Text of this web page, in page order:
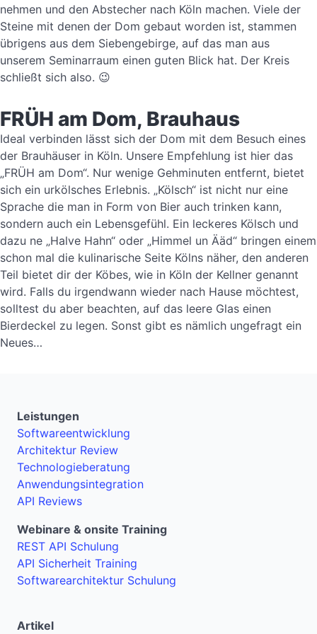
nehmen und den Abstecher nach Köln machen. Viele der
Steine mit denen der Dom gebaut worden ist, stammen
übrigens aus dem Siebengebirge, auf das man aus
unserem Seminarraum einen guten Blick hat. Der Kreis
schließt sich also. 😉
FRÜH am Dom, Brauhaus
Ideal verbinden lässt sich der Dom mit dem Besuch eines
der Brauhäuser in Köln. Unsere Empfehlung ist hier das
„FRÜH am Dom“. Nur wenige Gehminuten entfernt, bietet
sich ein urkölsches Erlebnis. „Kölsch“ ist nicht nur eine
Sprache die man in Form von Bier auch trinken kann,
sondern auch ein Lebensgefühl. Ein leckeres Kölsch und
dazu ne „Halve Hahn“ oder „Himmel un Ääd“ bringen einem
schon mal die kulinarische Seite Kölns näher, den anderen
Teil bietet dir der Köbes, wie in Köln der Kellner genannt
wird. Falls du irgendwann wieder nach Hause möchtest,
solltest du aber beachten, auf das leere Glas einen
Bierdeckel zu legen. Sonst gibt es nämlich ungefragt ein
Neues…
Leistungen
Softwareentwicklung
Architektur Review
Technologieberatung
Anwendungsintegration
API Reviews
Webinare & onsite Training
REST API Schulung
API Sicherheit Training
Softwarearchitektur Schulung
Artikel